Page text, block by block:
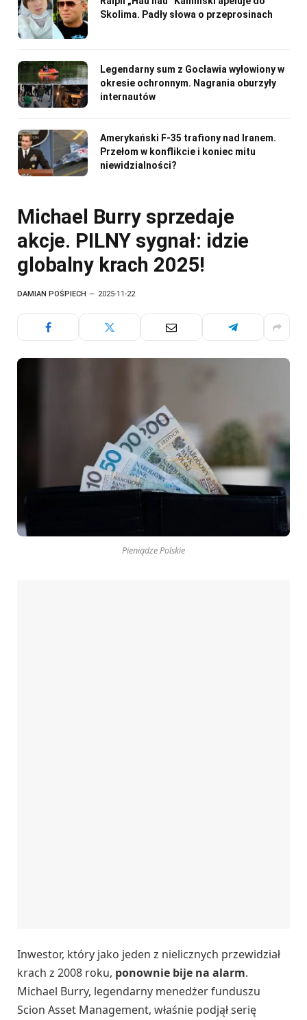
Skolima. Padły słowa o przeprosinach
Legendarny sum z Gocławia wyłowiony w
okresie ochronnym. Nagrania oburzyły
internautów
Amerykański F-35 trafiony nad Iranem.
Przełom w konflikcie i koniec mitu
niewidzialności?
Michael Burry sprzedaje
akcje. PILNY sygnał: idzie
globalny krach 2025!
DAMIAN POŚPIECH 2025-11-22
Pieniądze Polskie
Inwestor, który jako jeden z nielicznych przewidział
krach z 2008 roku, ponownie bije na alarm.
Michael Burry, legendarny menedżer funduszu
Scion Asset Management, właśnie podjął serię